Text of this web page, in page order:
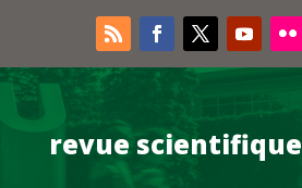
revue scientifique